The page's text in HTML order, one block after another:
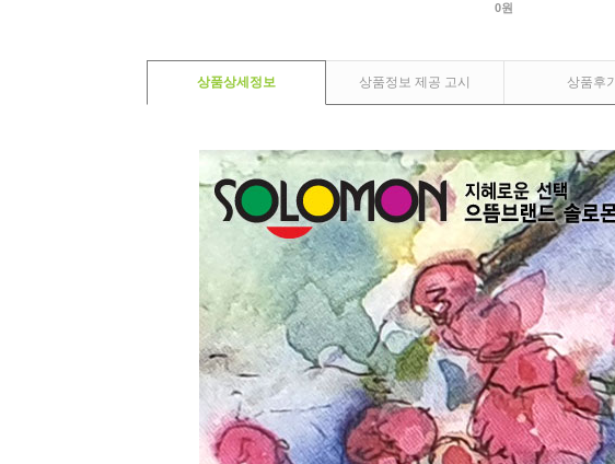
0원
상품상세정보 상품정보 제공 고시 상품후기